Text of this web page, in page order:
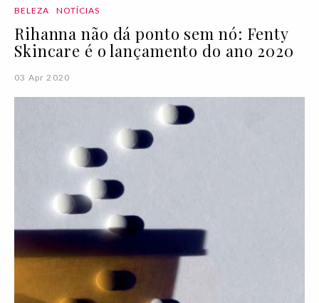
BELEZA NOTÍCIAS
Rihanna não dá ponto sem nó: Fenty
Skincare é o lançamento do ano 2020
03 Apr 2020